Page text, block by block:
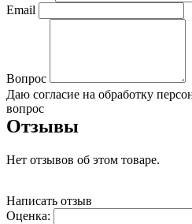
Email
Вопрос
Даю согласие на обработку
вопрос
Отзывы
Нет отзывов об этом товаре.
Написать отзыв
Оценка: